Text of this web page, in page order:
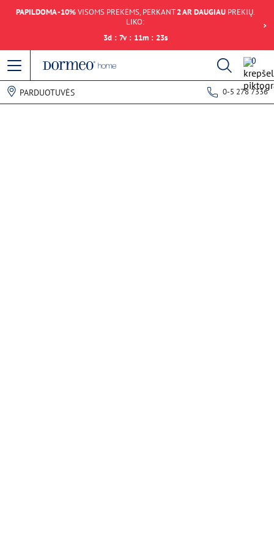
PAPILDOMA -10%VISOMS PREKĖMS, PERKANT2 AR DAUGIAUPREKIŲ.
LIKO:
3d : 7v : 11m : 23s
0
PARDUOTUVĖS 0-5 278 7336